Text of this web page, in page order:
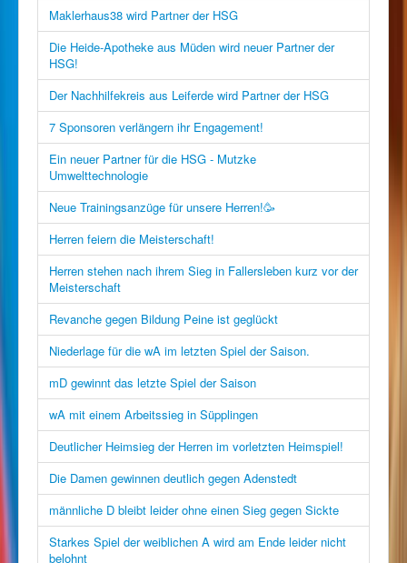
Maklerhaus38 wird Partner der HSG
Die Heide-Apotheke aus Müden wird neuer Partner der
HSG!
Der Nachhilfekreis aus Leiferde wird Partner der HSG
7 Sponsoren verlängern ihr Engagement!
Ein neuer Partner für die HSG - Mutzke
Umwelttechnologie
Neue Trainingsanzüge für unsere Herren!🥳
Herren feiern die Meisterschaft!
Herren stehen nach ihrem Sieg in Fallersleben kurz vor der
Meisterschaft
Revanche gegen Bildung Peine ist geglückt
Niederlage für die wA im letzten Spiel der Saison.
mD gewinnt das letzte Spiel der Saison
wA mit einem Arbeitssieg in Süpplingen
Deutlicher Heimsieg der Herren im vorletzten Heimspiel!
Die Damen gewinnen deutlich gegen Adenstedt
männliche D bleibt leider ohne einen Sieg gegen Sickte
Starkes Spiel der weiblichen A wird am Ende leider nicht
belohnt